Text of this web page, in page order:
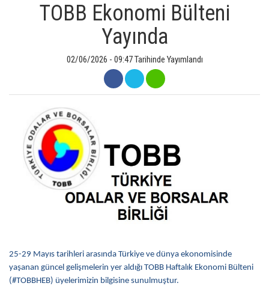
BORSAMIZ
İSTATISTIKLER
ÜYELER
MEVZUAT
İLETIŞIM
TOBB Ekonomi Bülteni
Yayında
02/06/2026 - 09:47 Tarihinde Yayımlandı
25-29 Mayıs tarihleri arasında Türkiye ve dünya ekonomisinde
yaşanan güncel gelişmelerin yer aldığı TOBB Haftalık Ekonomi Bülteni
(#TOBBHEB) üyelerimizin bilgisine sunulmuştur.